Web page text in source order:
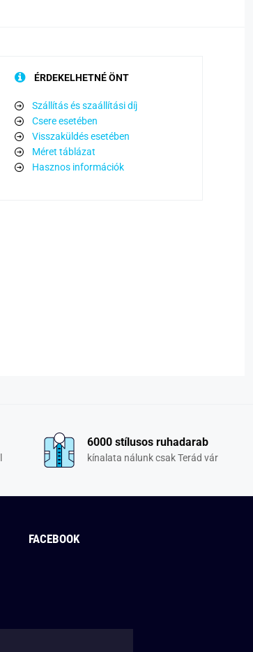
ÉRDEKELHETNÉ ÖNT
Szállítás és szaállítási díj
Csere esetében
Visszaküldés esetében
Méret táblázat
Hasznos információk
6000 stílusos ruhadarab
kínalata nálunk csak Terád vár
FACEBOOK